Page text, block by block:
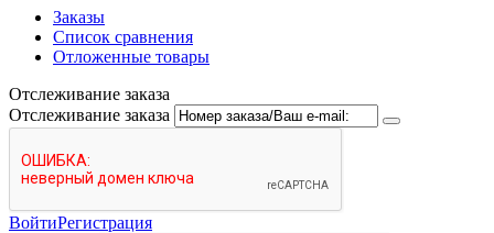
Заказы
Список сравнения
Отложенные товары
Отслеживание заказа
Отслеживание заказа
ВойтиРегистрация